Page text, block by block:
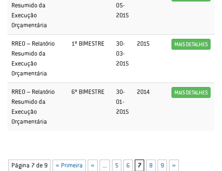
Resumido da
Execução
Orçamentária
05-
2015
RREO – Relatório
Resumido da
Execução
Orçamentária
1º BIMESTRE
30-
03-
2015
2015 MAIS DETALHES
RREO – Relatório
Resumido da
Execução
Orçamentária
6º BIMESTRE
30-
01-
2015
2014 MAIS DETALHES
Página 7 de 9 « Primeira « ... 5 6 7 8 9 »